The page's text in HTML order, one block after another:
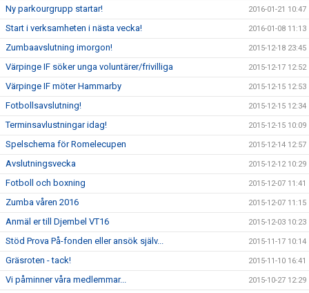
Ny parkourgrupp startar! 2016-01-21 10:47
Start i verksamheten i nästa vecka! 2016-01-08 11:13
Zumbaavslutning imorgon! 2015-12-18 23:45
Värpinge IF söker unga voluntärer/frivilliga 2015-12-17 12:52
Värpinge IF möter Hammarby 2015-12-15 12:53
Fotbollsavslutning! 2015-12-15 12:34
Terminsavlustningar idag! 2015-12-15 10:09
Spelschema för Romelecupen 2015-12-14 12:57
Avslutningsvecka 2015-12-12 10:29
Fotboll och boxning 2015-12-07 11:41
Zumba våren 2016 2015-12-07 11:15
Anmäl er till Djembel VT16 2015-12-03 10:23
Stöd Prova På-fonden eller ansök själv... 2015-11-17 10:14
Gräsroten - tack! 2015-11-10 16:41
Vi påminner våra medlemmar... 2015-10-27 12:29